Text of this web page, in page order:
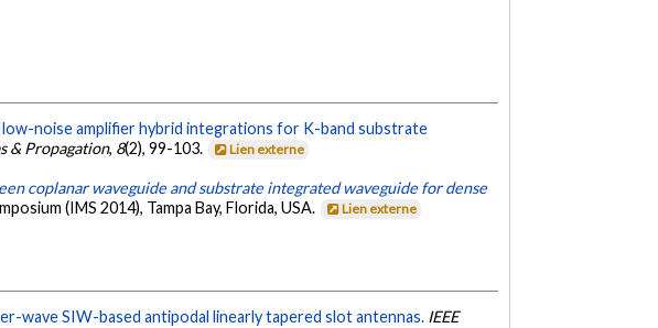
noise amplifier hybrid integrations for K-band substrate
& Propagation, 8(2), 99-103. Lien externe
coplanar waveguide and substrate integrated waveguide for dense
(IMS 2014), Tampa Bay, Florida, USA. Lien externe
wave SIW-based antipodal linearly tapered slot antennas. IEEE